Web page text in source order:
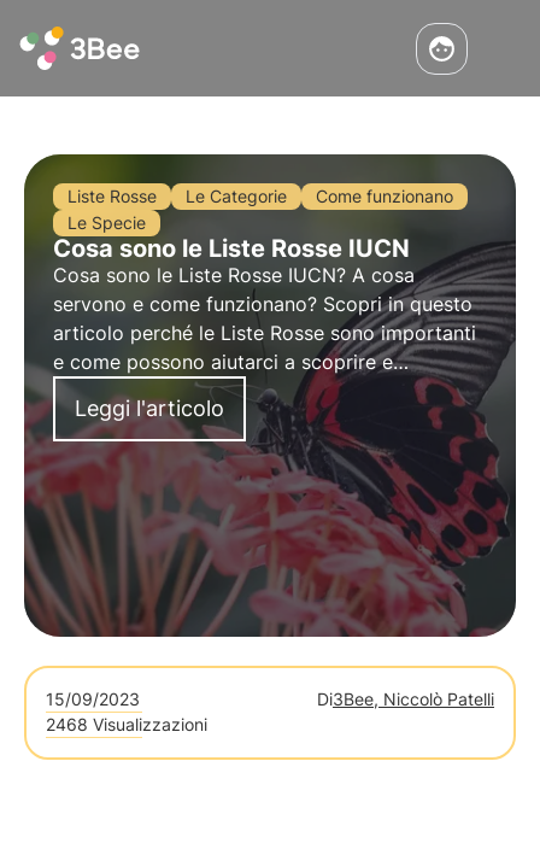
Liste Rosse Le Categorie
Come funzionano
Le Specie
Cosa sono le Liste Rosse IUCN
Cosa sono le Liste Rosse IUCN? A cosa
servono e come funzionano? Scopri in questo
articolo perché le Liste Rosse sono importanti
e come possono aiutarci a scoprire e
proteggere le specie a rischio di estinzione.
Leggi l'articolo
15/09/2023 Di3Bee, Niccolò Patelli
2468 Visualizzazioni